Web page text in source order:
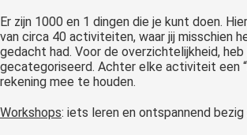
Er zijn 1000 en 1 dingen die je kunt doen.
van circa 40 activiteiten, waar jij misschien
gedacht had. Voor de overzichtelijkheid, heb
gecategoriseerd. Achter elke activiteit een
rekening mee te houden.
Workshops: iets leren en ontspannend bezig